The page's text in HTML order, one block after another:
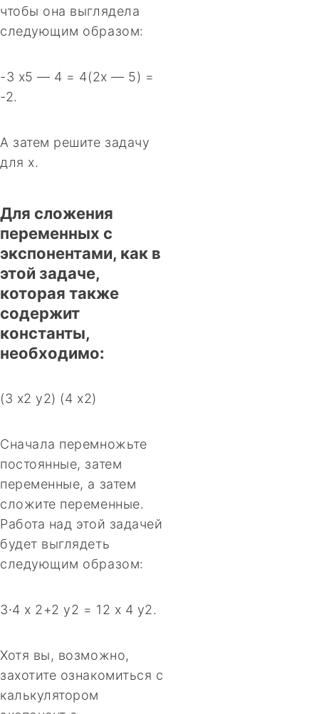
чтобы она выглядела
следующим образом:
-3 x5 — 4 = 4(2x — 5) =
-2.
А затем решите задачу
для x.
Для сложения
переменных с
экспонентами, как в
этой задаче,
которая также
содержит
константы,
необходимо:
(3 x2 y2) (4 x2)
Сначала перемножьте
постоянные, затем
переменные, а затем
сложите переменные.
Работа над этой задачей
будет выглядеть
следующим образом:
3∙4 x 2+2 y2 = 12 x 4 y2.
Хотя вы, возможно,
захотите ознакомиться с
калькулятором